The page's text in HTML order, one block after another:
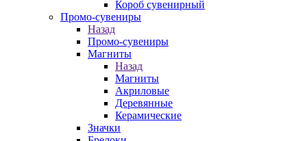
Короб сувенирный
Промо-сувениры
Назад
Промо-сувениры
Магниты
Назад
Магниты
Акриловые
Деревянные
Керамические
Значки